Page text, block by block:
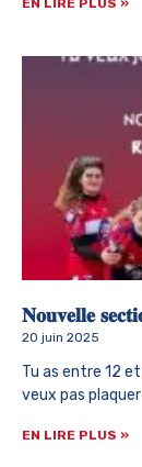
EN LIRE PLUS »
𝐍𝐨𝐮𝐯𝐞𝐥𝐥𝐞
20 juin 2025
Tu as entre 12
veux pas
EN LIRE PLUS »